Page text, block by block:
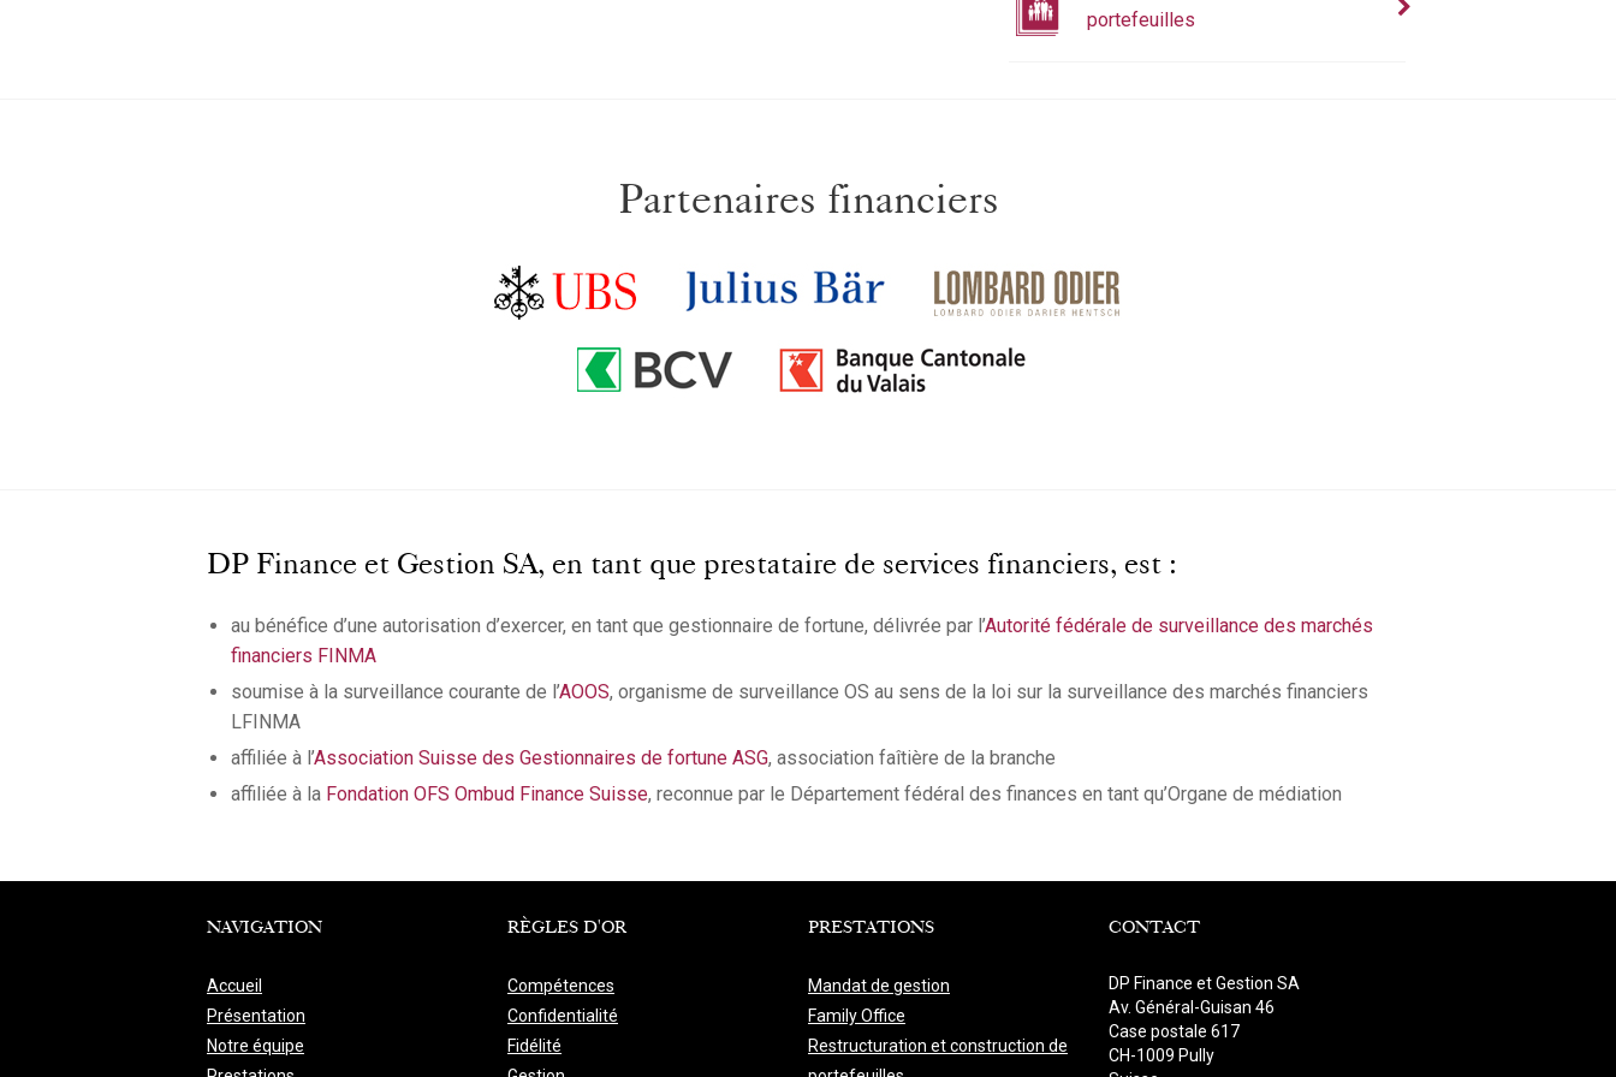
portefeuilles
Partenaires financiers
DP Finance et Gestion SA, en tant que prestataire de services financiers, est :
au bénéfice d’une autorisation d’exercer, en tant que gestionnaire de fortune, délivrée par l’Autorité fédérale de surveillance des marchés
financiers FINMA
soumise à la surveillance courante de l’AOOS, organisme de surveillance OS au sens de la loi sur la surveillance des marchés financiers
LFINMA
affiliée à l’Association Suisse des Gestionnaires de fortune ASG, association faîtière de la branche
affiliée à la Fondation OFS Ombud Finance Suisse, reconnue par le Département fédéral des finances en tant qu’Organe de médiation
NAVIGATION
Accueil
Présentation
Notre équipe
RÈGLES D'OR
Compétences
Confidentialité
Fidélité
PRESTATIONS
Mandat de gestion
Family Office
Restructuration et construction de
CONTACT
DP Finance et Gestion SA
Av. Général-Guisan 46
Case postale 617
CH-1009 Pully